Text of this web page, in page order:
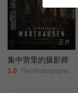
正片
集中营里的摄影师
1.0 The Photographer of Mauthausen/